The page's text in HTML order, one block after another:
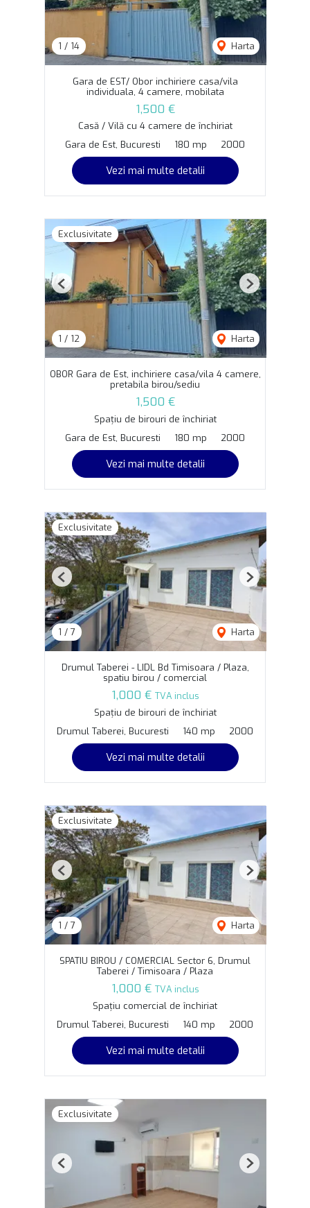
1 / 14 Harta
Gara de EST/ Obor inchiriere casa/vila
individuala, 4 camere, mobilata
1,500 €
Casă / Vilă cu 4 camere de închiriat
Gara de Est, Bucuresti
180 mp 2000
Vezi mai multe detalii
Exclusivitate
1 / 12 Harta
Previous Next
OBOR Gara de Est, inchiriere casa/vila 4 camere,
pretabila birou/sediu
1,500 €
Spațiu de birouri de închiriat
Gara de Est, Bucuresti
180 mp 2000
Vezi mai multe detalii
Exclusivitate
1 / 7 Harta
Previous Next
Drumul Taberei - LIDL Bd Timisoara / Plaza,
spatiu birou / comercial
1,000 € TVA inclus
Spațiu de birouri de închiriat
Drumul Taberei, Bucuresti
140 mp 2000
Vezi mai multe detalii
Exclusivitate
1 / 7 Harta
Previous Next
SPATIU BIROU / COMERCIAL Sector 6, Drumul
Taberei / Timisoara / Plaza
1,000 € TVA inclus
Spațiu comercial de închiriat
Drumul Taberei, Bucuresti
140 mp 2000
Vezi mai multe detalii
Exclusivitate
Previous Next